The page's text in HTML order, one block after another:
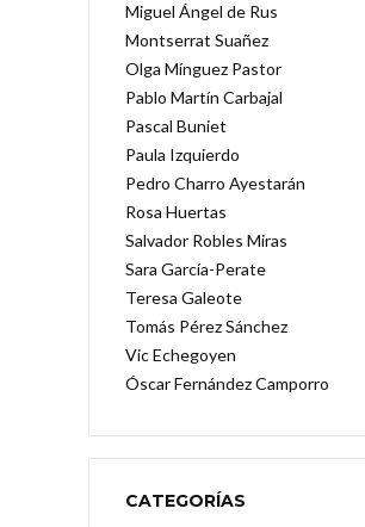
Miguel Ángel de Rus
Montserrat Suañez
Olga Mínguez Pastor
Pablo Martín Carbajal
Pascal Buniet
Paula Izquierdo
Pedro Charro Ayestarán
Rosa Huertas
Salvador Robles Miras
Sara García-Perate
Teresa Galeote
Tomás Pérez Sánchez
Vic Echegoyen
Óscar Fernández Camporro
CATEGORÍAS